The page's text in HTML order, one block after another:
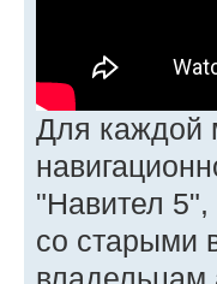
Для каждой
"Навител
со старыми